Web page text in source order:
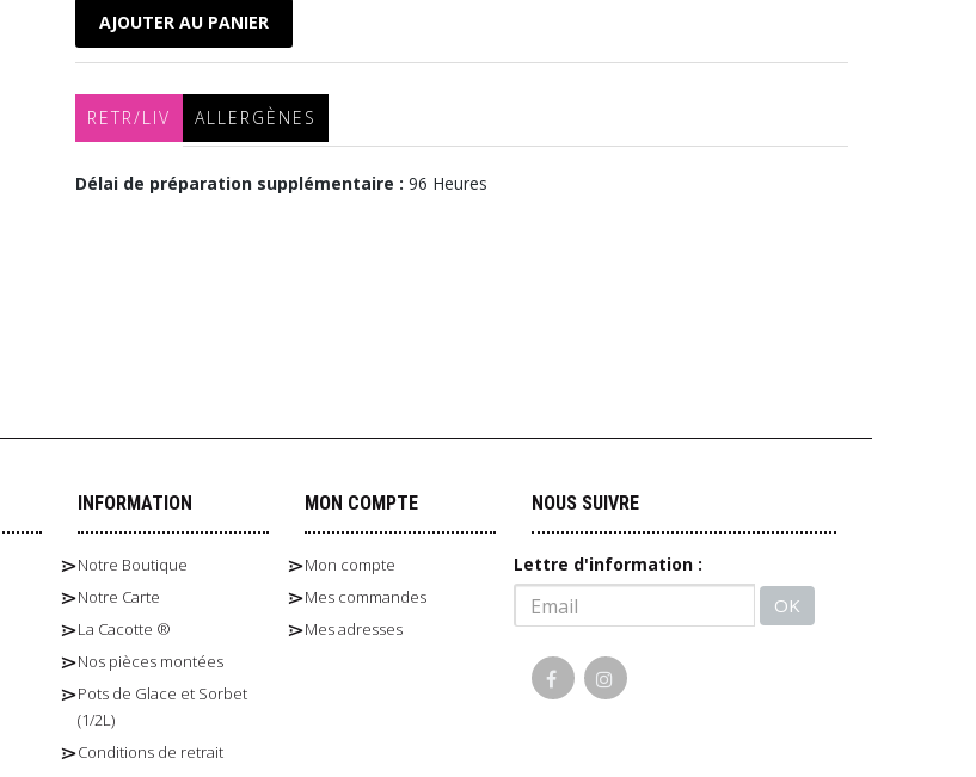
AJOUTER AU PANIER
RETR/LIV ALLERGÈNES
Délai de préparation supplémentaire :96 Heures
INFORMATION
Notre Boutique
Notre Carte
La Cacotte ®
Nos pièces montées
Pots de Glace et Sorbet
(1/2L)
Conditions de retrait
MON COMPTE
Mon compte
Mes commandes
Mes adresses
NOUS SUIVRE
Lettre d'information :
OK